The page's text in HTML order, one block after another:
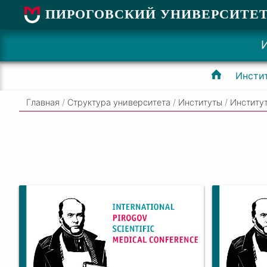
ПИРОГОВСКИЙ
Главная / Структура университета / Институты /